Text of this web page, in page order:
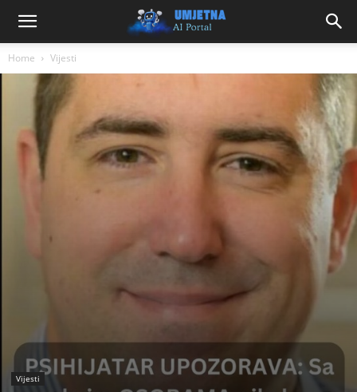
Home Vijesti
Vijesti